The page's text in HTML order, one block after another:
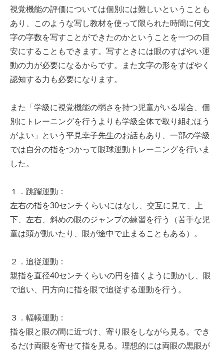
視覚機能の評価については個別には難しいということも
あり、このような写し教材を使って限られた時間に何文
字の字数を写すことができたのかということを一つの目
安にすることもできます。写すときには眼のすばやい運
動の力が必要になるからです。また文字の形をすばやく
認知する力も必要になります。
また「学級に視覚機能の弱さを持つ児童がいる場合、個
別にトレーニングを行うよりも学級全体で取り組むほう
がよい」という平見幸子先生のお話もあり、一部の学級
では自分の指をつかって眼球運動トレーニングを行いま
した。
１．跳躍運動：
左右の指を30センチくらいにはなし、交互に見て、上
下、左右、斜めの眼のジャンプの練習を行う（苦手な児
童は頭が動いたり、眼が途中で止まることもある）。
２．追従運動：
親指を直径40センチくらいの円を描くように動かし、眼
で追い、円方向に指を眼で追従する運動を行う。
３．輻輳運動：
指を眼と眼の間に近づけ、寄り眼をしながら見る。でき
るだけ両眼を寄せて指を見る。理想的には両眼の黒眼が